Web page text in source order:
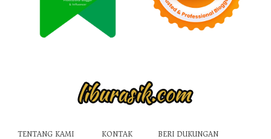
TENTANG KAMI KONTAK BERI DUKUNGAN